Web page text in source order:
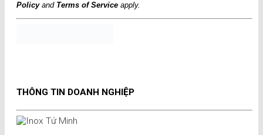
PolicyandTerms of Service apply.
THÔNG TIN DOANH NGHIỆP